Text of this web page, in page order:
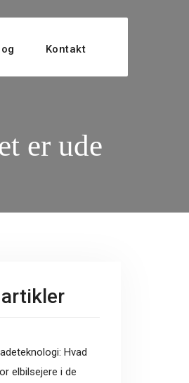
Kontakt
er ude
Hvad
elbilsejere i de